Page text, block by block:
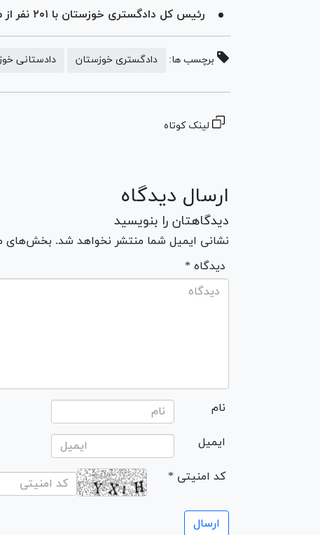
رئیس کل دادگستری خوزستان با ۲۰۱ نفر از مراجعه کنندگان به دستگاه قضایی دیدار کرد
برچسب ها: دادگستری خوزستان دادستانی
لینک کوتاه
ارسال دیدگاه
دیدگاهتان را بنویسید
نشانی ایمیل شما منتشر نخواهد شد. بخش‌های
* دیدگاه
نام
ایمیل
* کد امنیتی